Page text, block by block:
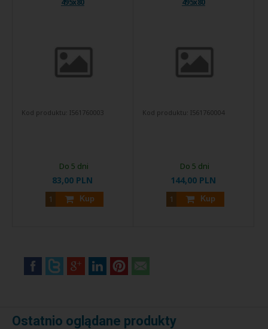
Kod produktu: I561760003
83,00 PLN
Kup
Do 5 dni
Kod produktu: I561760004
144,00 PLN
Kup
Do 5 dni
Ostatnio oglądane produkty